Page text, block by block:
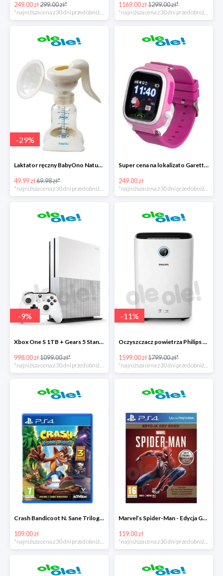
249.00 zł299.00 zł*
*najniższa cena z 30 dni przed obniżką
1169.00 zł1299.00 zł*
*najniższa cena z 30 dni przed obniżką
-29%
Laktator ręczny BabyOno Naturel
49.99 zł69.98 zł*
*najniższa cena z 30 dni przed obniżką
Super cena na lokalizato Garett Kids2
249.00 zł
*najniższa cena z 30 dni przed obniżką
-9%
Xbox One S 1TB + Gears 5 Standard Edition + kolekcja gier
998.00 zł1099.00 zł*
-11%
Oczyszczacz powietrza Philips AC2729/50 Combi 2w1
1599.00 zł1799.00 zł*
Crash Bandicoot N. Sane Trilogy PS4 taniej o 40zł
109.00 zł
*najniższa cena z 30 dni przed obniżką
Marvel’s Spider-Man - Edycja GOTY PS4 tanie o 70zł
119.00 zł
*najniższa cena z 30 dni przed obniżką